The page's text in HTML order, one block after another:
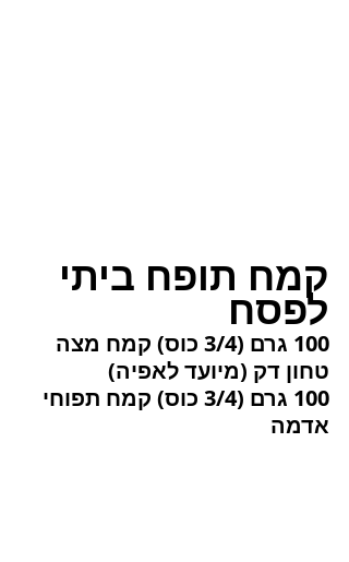
קמח תופח ביתי
לפסח
100 גרם (3/4 כוס) קמח מצה
טחון דק (מיועד לאפיה)
100 גרם (3/4 כוס) קמח תפוחי
אדמה